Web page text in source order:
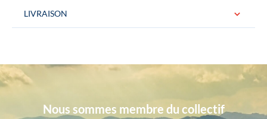
Gentille Alouette » Idéal pour un cadeau.
Dimensions Largeur 16 mm
LIVRAISON
Nous sommes membre du collectif